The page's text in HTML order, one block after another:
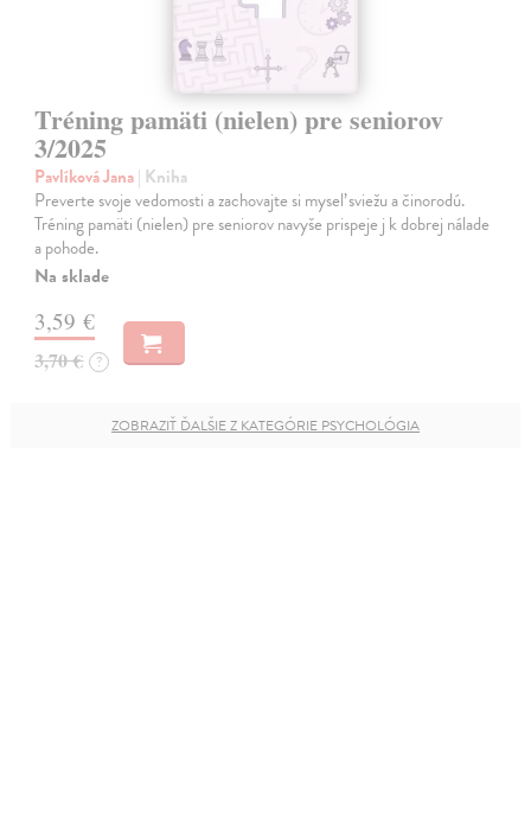
Tréning pamäti (nielen) pre seniorov
3/2025
Pavlíková Jana| Kniha
Preverte svoje vedomosti a zachovajte si myseľ sviežu a činorodú.
Tréning pamäti (nielen) pre seniorov navyše prispeje j k dobrej nálade
a pohode.
Na sklade
3,59 €
3,70 € ?
ZOBRAZIŤ ĎALŠIE Z KATEGÓRIE PSYCHOLÓGIA